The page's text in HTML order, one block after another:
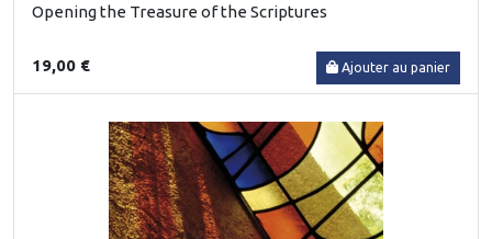
Opening the Treasure of the Scriptures
19,00 € Ajouter au panier